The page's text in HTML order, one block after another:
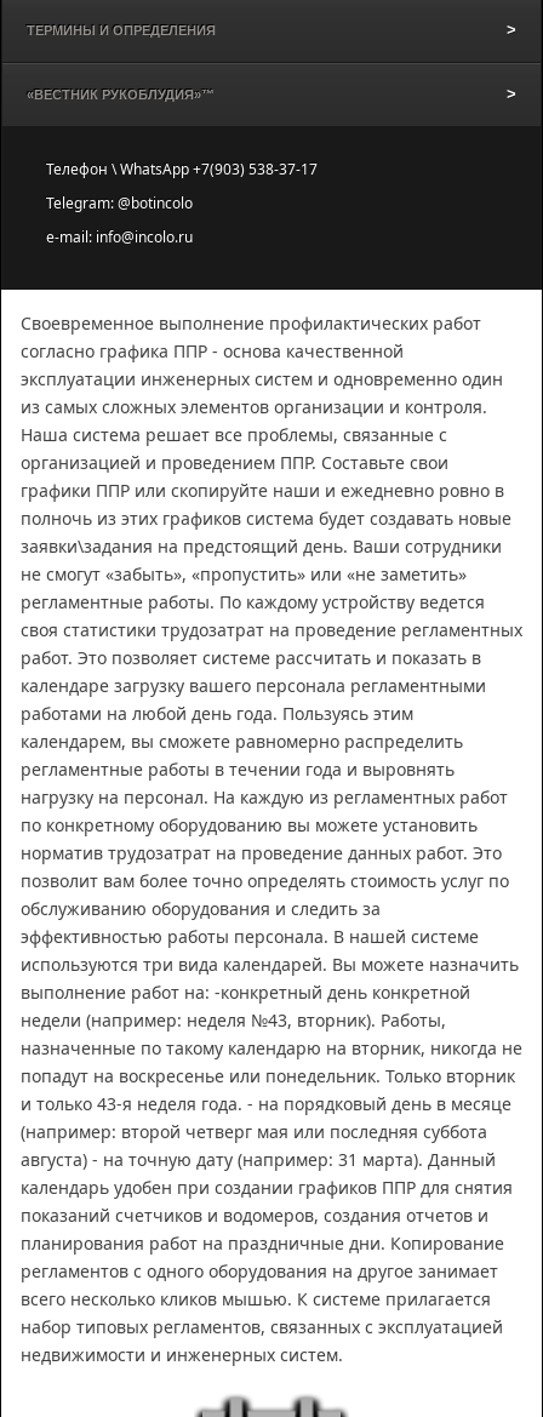
ТЕРМИНЫ И ОПРЕДЕЛЕНИЯ
«ВЕСТНИК РУКОБЛУДИЯ»™
Телефон \ WhatsApp +7(903) 538-37-17
Telegram: @botincolo
e-mail: info@incolo.ru
Своевременное выполнение профилактических работ
согласно графика ППР - основа качественной
эксплуатации инженерных систем и одновременно один
из самых сложных элементов организации и контроля.
Наша система решает все проблемы, связанные с
организацией и проведением ППР. Составьте свои
графики ППР или скопируйте наши и ежедневно ровно в
полночь из этих графиков система будет создавать новые
заявки\задания на предстоящий день. Ваши сотрудники
не смогут «забыть», «пропустить» или «не заметить»
регламентные работы. По каждому устройству ведется
своя статистики трудозатрат на проведение регламентных
работ. Это позволяет системе рассчитать и показать в
календаре загрузку вашего персонала регламентными
работами на любой день года. Пользуясь этим
календарем, вы сможете равномерно распределить
регламентные работы в течении года и выровнять
нагрузку на персонал. На каждую из регламентных работ
по конкретному оборудованию вы можете установить
норматив трудозатрат на проведение данных работ. Это
позволит вам более точно определять стоимость услуг по
обслуживанию оборудования и следить за
эффективностью работы персонала. В нашей системе
используются три вида календарей. Вы можете назначить
выполнение работ на: -конкретный день конкретной
недели (например: неделя №43, вторник). Работы,
назначенные по такому календарю на вторник, никогда не
попадут на воскресенье или понедельник. Только вторник
и только 43-я неделя года. - на порядковый день в месяце
(например: второй четверг мая или последняя суббота
августа) - на точную дату (например: 31 марта). Данный
календарь удобен при создании графиков ППР для снятия
показаний счетчиков и водомеров, создания отчетов и
планирования работ на праздничные дни. Копирование
регламентов с одного оборудования на другое занимает
всего несколько кликов мышью. К системе прилагается
набор типовых регламентов, связанных с эксплуатацией
недвижимости и инженерных систем.